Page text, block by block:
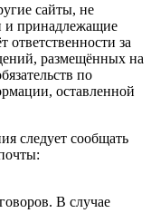
сайты, не
принадлежащие
за
размещённых на
по
оставленной
следует сообщать
В случае